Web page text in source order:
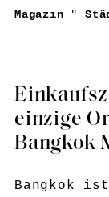
Magazin "
einzige
Bangkok
Bangkok